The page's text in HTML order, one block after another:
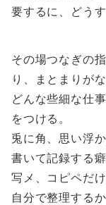
要するに、どう
その場つなぎの
り、まとまりがな
どんな些細な仕
をつける。
兎に角、思い浮
書いて記録する癖
写メ、コピペだ
自分で整理する